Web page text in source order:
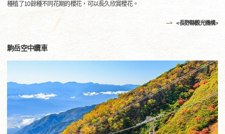
種植了10餘種不同花期的櫻花，可以長久欣賞櫻花。
<長野縣觀光機構>
駒岳空中纜車